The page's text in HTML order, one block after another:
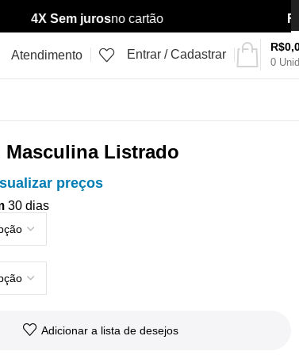
4X Sem jurosno cartão
Atendimento Entrar / Cadastrar
0 Unid
R$
Masculina Listrado
preços
30 dias
Adicionar a lista de desejos